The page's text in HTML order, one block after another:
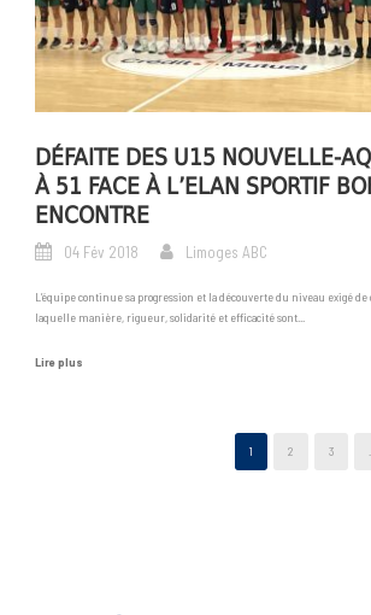
DÉFAITE DES U15 NOUVELLE-
À 51 FACE À L’ELAN SPORTIF
ENCONTRE
04 Fév 2018 Limoges ABC
L’équipe continue sa progression et la découverte du niveau exigé
laquelle manière, rigueur, solidarité et efficacité sont...
Lire plus
1 2 3